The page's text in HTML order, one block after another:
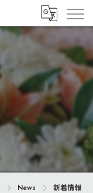
News 新着情報